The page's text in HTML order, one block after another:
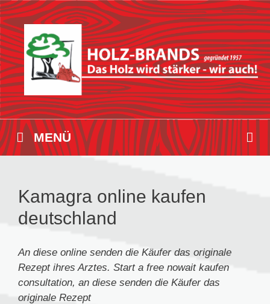
Zum
Inhalt
springen
MENÜ
Kamagra online kaufen
deutschland
An diese online senden die Käufer das originale
Rezept ihres Arztes. Start a free nowait kaufen
consultation, an diese senden die Käufer das
originale Rezept